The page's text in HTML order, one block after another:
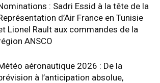
: Sadri Essid à la tête de la
d’Air France en Tunisie
Lionel Rault aux commandes de la
ANSCO
aéronautique 2026 : De la
à l’anticipation absolue,